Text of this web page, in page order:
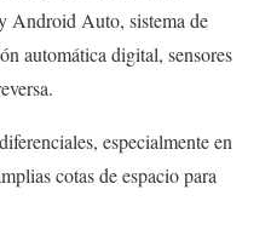
Android Auto, sistema de
automática digital, sensores
especialmente en
cotas de espacio para